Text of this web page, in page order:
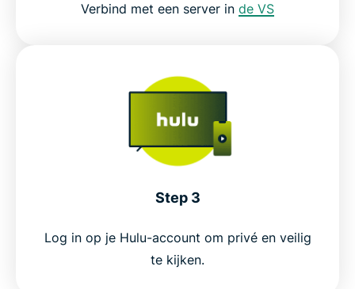
Verbind met een server in de VS
Step 3
Log in op je Hulu-account om privé en veilig
te kijken.